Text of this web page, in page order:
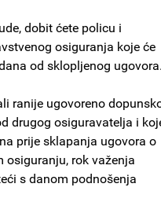
dobit ćete policu i
osiguranja koje će
od sklopljenog
ranije ugovoreno
drugog osiguravatelja i
prije sklapanja ugovora o
osiguranju, rok važenja
s danom podnošenja